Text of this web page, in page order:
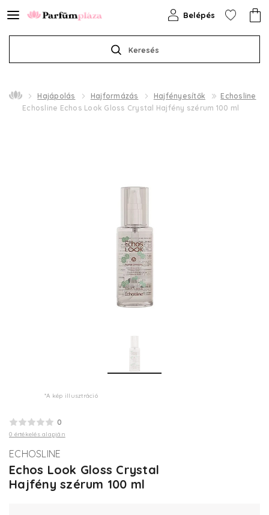
Keresés
Belépés
Hajápolás Hajformázás Hajfényesítők
Echosline
Echosline Echos Look Gloss Crystal Hajfény szérum 100 ml
*A kép illusztráció
0
0 értékelés alapján
ECHOSLINE
Echos Look Gloss Crystal
Hajfény szérum 100 ml